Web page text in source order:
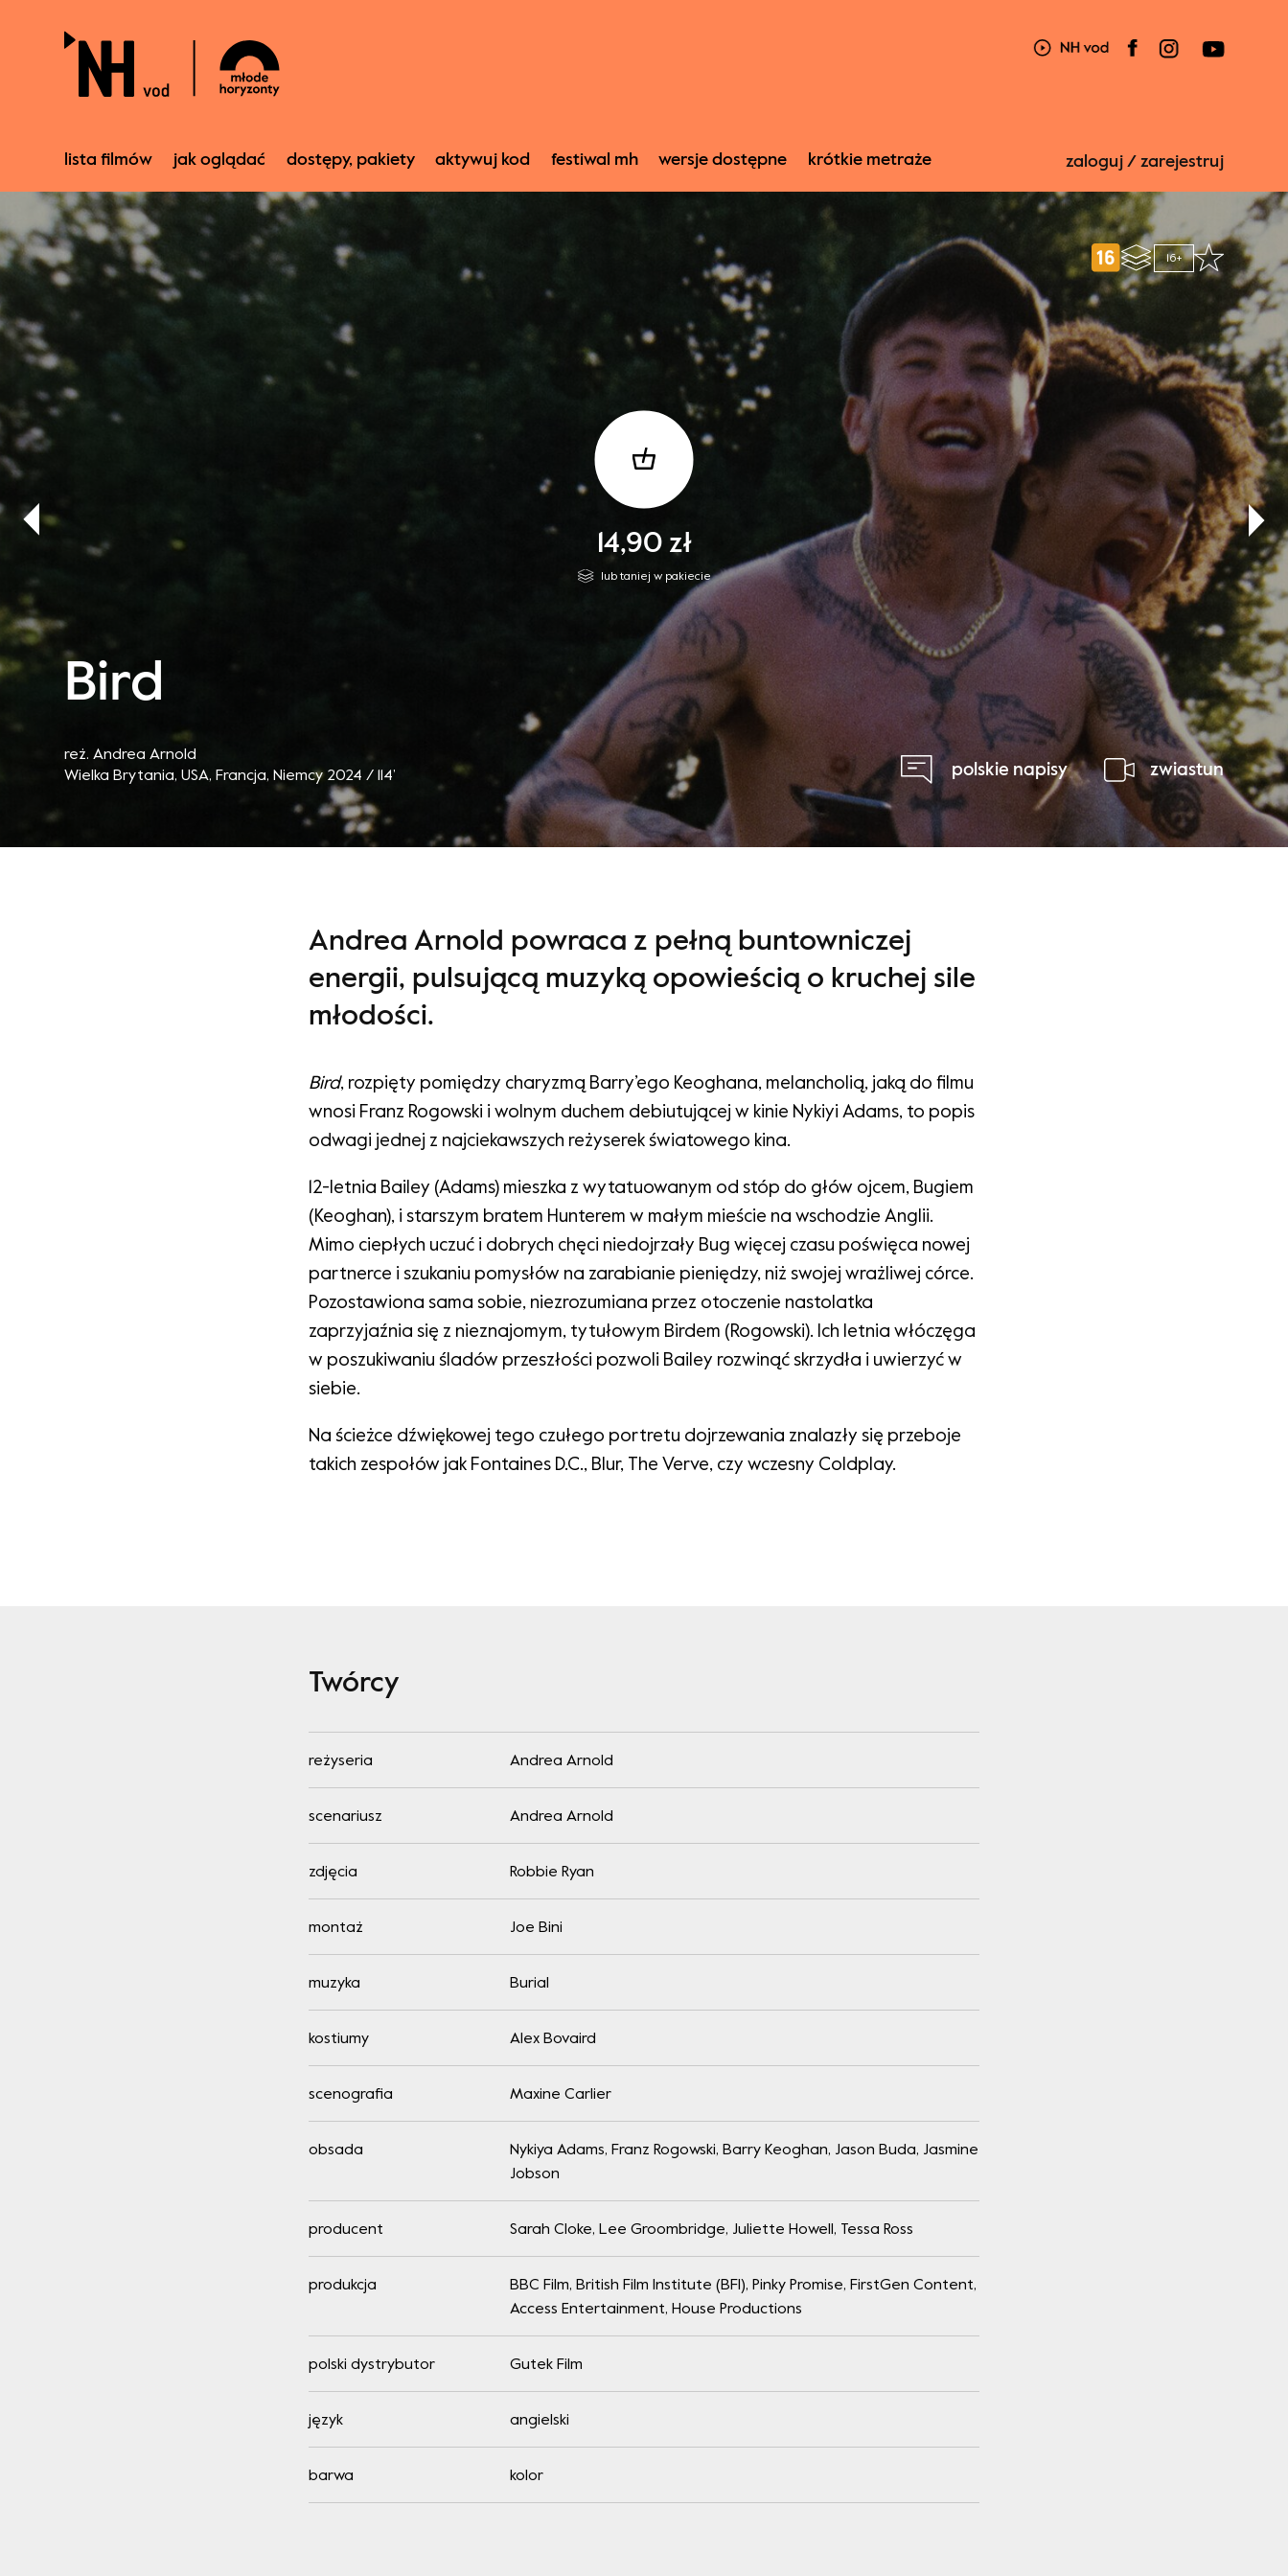
lista filmów jak oglądać dostępy, pakiety aktywuj kod festiwal mh wersje dostępne krótkie metraże zaloguj / zarejestruj
16+
14,90 zł
lub taniej w pakiecie
Bird
reż. Andrea Arnold
Wielka Brytania, USA, Francja, Niemcy 2024 / 114’
polskie napisy zwiastun
Andrea Arnold powraca z pełną buntowniczej
energii, pulsującą muzyką opowieścią o kruchej sile
młodości.
Bird, rozpięty pomiędzy charyzmą Barry’ego Keoghana, melancholią, jaką do filmu
wnosi Franz Rogowski i wolnym duchem debiutującej w kinie Nykiyi Adams, to popis
odwagi jednej z najciekawszych reżyserek światowego kina.
12-letnia Bailey (Adams) mieszka z wytatuowanym od stóp do głów ojcem, Bugiem
(Keoghan), i starszym bratem Hunterem w małym mieście na wschodzie Anglii.
Mimo ciepłych uczuć i dobrych chęci niedojrzały Bug więcej czasu poświęca nowej
partnerce i szukaniu pomysłów na zarabianie pieniędzy, niż swojej wrażliwej córce.
Pozostawiona sama sobie, niezrozumiana przez otoczenie nastolatka
zaprzyjaźnia się z nieznajomym, tytułowym Birdem (Rogowski). Ich letnia włóczęga
w poszukiwaniu śladów przeszłości pozwoli Bailey rozwinąć skrzydła i uwierzyć w
siebie.
Na ścieżce dźwiękowej tego czułego portretu dojrzewania znalazły się przeboje
takich zespołów jak Fontaines D.C., Blur, The Verve, czy wczesny Coldplay.
Twórcy
reżyseria Andrea Arnold
scenariusz Andrea Arnold
zdjęcia Robbie Ryan
montaż Joe Bini
muzyka Burial
kostiumy Alex Bovaird
scenografia Maxine Carlier
obsada
Nykiya Adams, Franz Rogowski, Barry Keoghan, Jason Buda, Jasmine
Jobson
producent Sarah Cloke, Lee Groombridge, Juliette Howell, Tessa Ross
produkcja
BBC Film, British Film Institute (BFI), Pinky Promise, FirstGen Content,
Access Entertainment, House Productions
polski dystrybutor Gutek Film
język angielski
barwa kolor